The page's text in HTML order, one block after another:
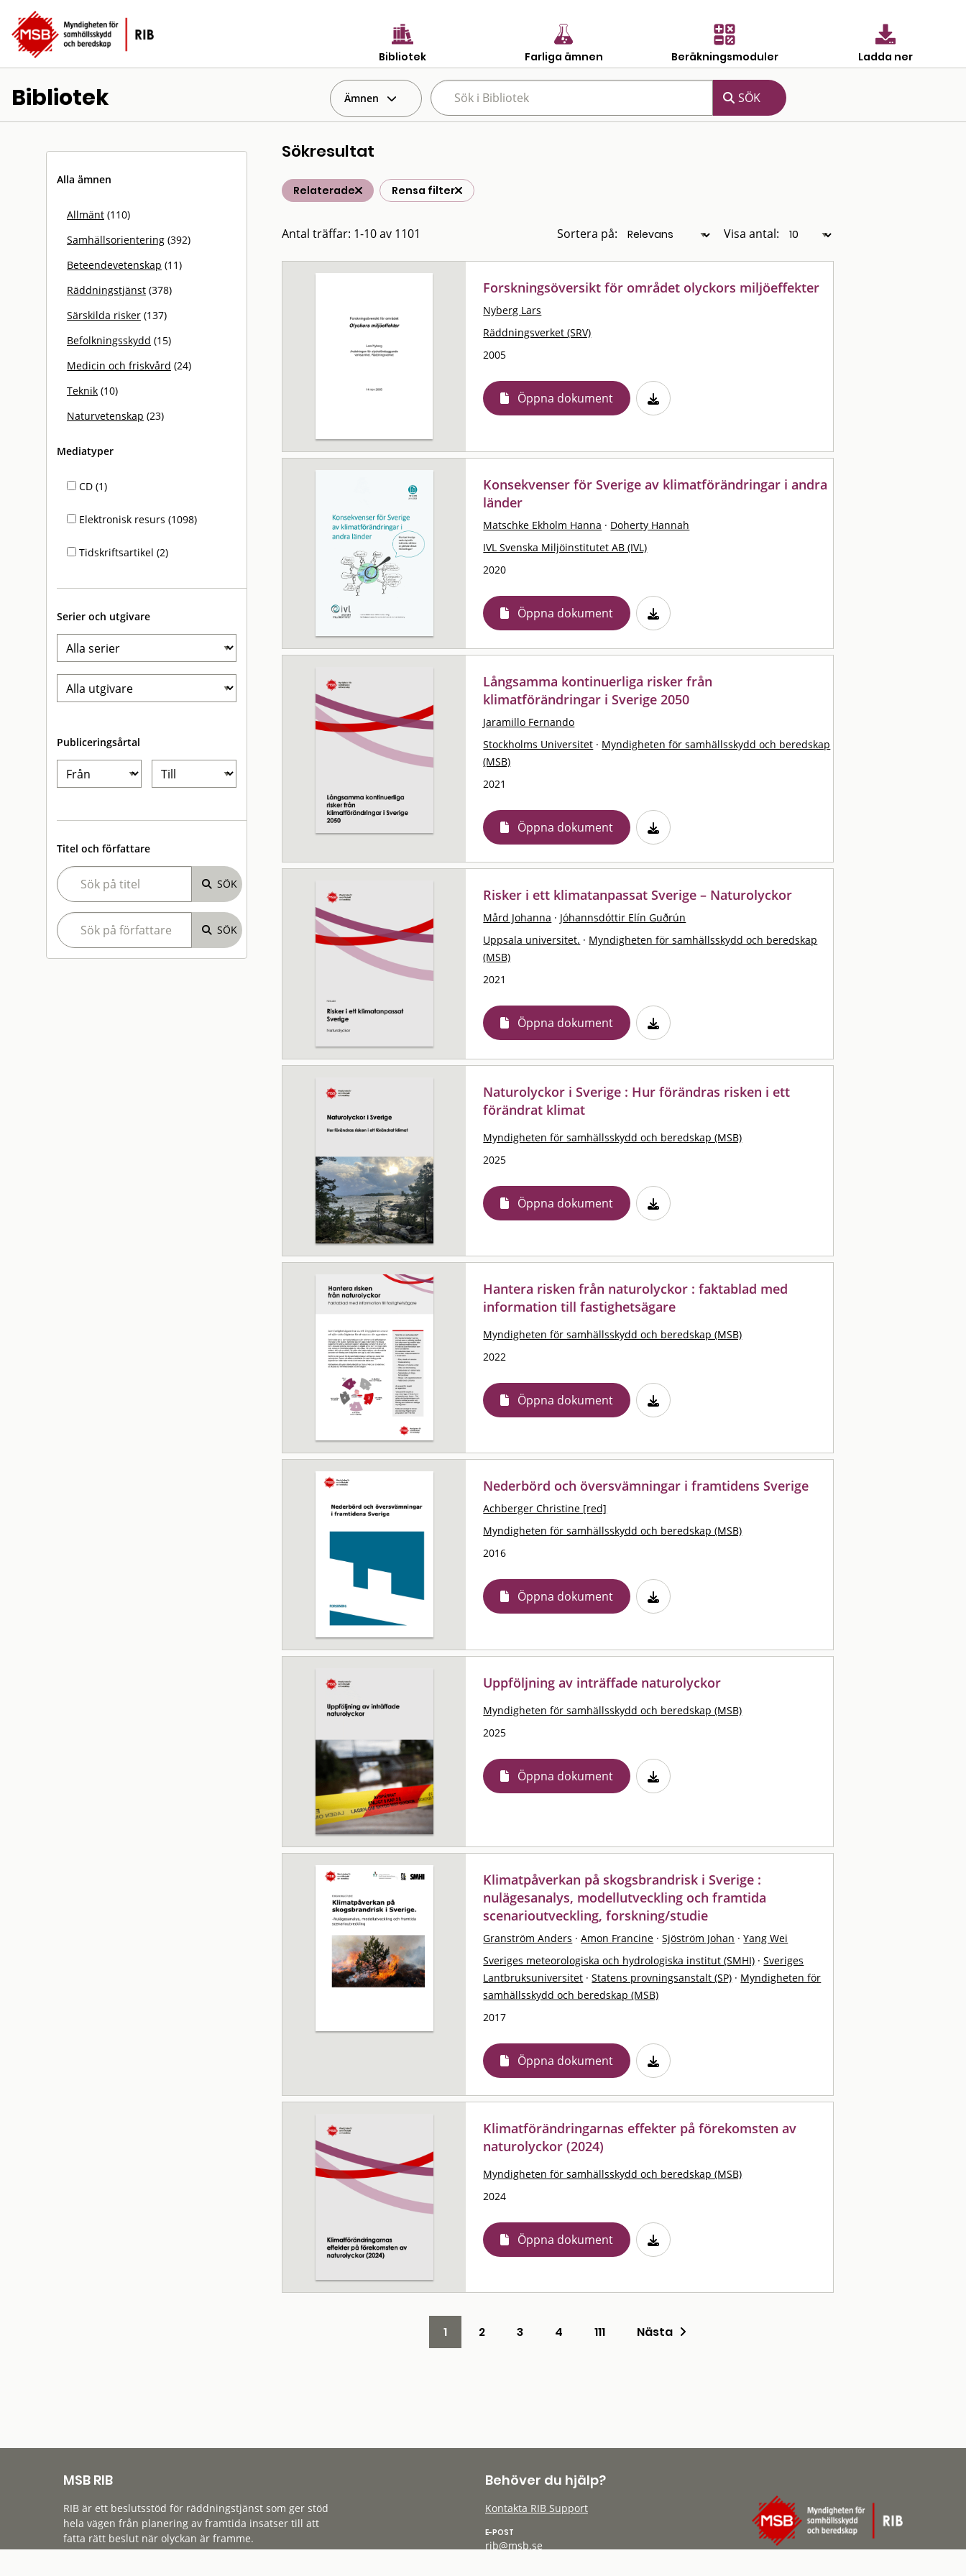
Bibliotek Farliga ämnen Beräkningsmoduler Ladda ner
Bibliotek Ämnen
Alla ämnen
Allmänt (110)
Samhällsorientering (392)
Beteendevetenskap (11)
Räddningstjänst (378)
Särskilda risker (137)
Befolkningsskydd (15)
Medicin och friskvård (24)
Teknik (10)
Naturvetenskap (23)
Mediatyper
CD (1)
Elektronisk resurs (1098)
Tidskriftsartikel (2)
Serier och utgivare
Publiceringsårtal
Titel och författare
Sökresultat
Relaterade Rensa filter
Antal träffar: 1-10 av 1101 Sortera på: Visa antal:
Forskningsöversikt för området olyckors miljöeffekter
Nyberg Lars
Räddningsverket (SRV)
2005
Öppna dokument
Konsekvenser för Sverige av klimatförändringar i andra
länder
Matschke Ekholm Hanna · Doherty Hannah
IVL Svenska Miljöinstitutet AB (IVL)
2020
Öppna dokument
Långsamma kontinuerliga risker från
klimatförändringar i Sverige 2050
Jaramillo Fernando
Stockholms Universitet · Myndigheten för samhällsskydd och beredskap
(MSB)
2021
Öppna dokument
Risker i ett klimatanpassat Sverige – Naturolyckor
Mård Johanna · Jóhannsdóttir Elín Guðrún
Uppsala universitet. · Myndigheten för samhällsskydd och beredskap
(MSB)
2021
Öppna dokument
Naturolyckor i Sverige : Hur förändras risken i ett
förändrat klimat
Myndigheten för samhällsskydd och beredskap (MSB)
2025
Öppna dokument
Hantera risken från naturolyckor : faktablad med
information till fastighetsägare
Myndigheten för samhällsskydd och beredskap (MSB)
2022
Öppna dokument
Nederbörd och översvämningar i framtidens Sverige
Achberger Christine [red]
Myndigheten för samhällsskydd och beredskap (MSB)
2016
Öppna dokument
Uppföljning av inträffade naturolyckor
Myndigheten för samhällsskydd och beredskap (MSB)
2025
Öppna dokument
Klimatpåverkan på skogsbrandrisk i Sverige :
nulägesanalys, modellutveckling och framtida
scenarioutveckling, forskning/studie
Granström Anders · Amon Francine · Sjöström Johan · Yang Wei
Sveriges meteorologiska och hydrologiska institut (SMHI) · Sveriges
Lantbruksuniversitet · Statens provningsanstalt (SP) · Myndigheten för
samhällsskydd och beredskap (MSB)
2017
Öppna dokument
Klimatförändringarnas effekter på förekomsten av
naturolyckor (2024)
Myndigheten för samhällsskydd och beredskap (MSB)
2024
Öppna dokument
1 2 3 4 111 Nästa
MSB RIB
RIB är ett beslutsstöd för räddningstjänst som ger stöd
hela vägen från planering av framtida insatser till att
fatta rätt beslut när olyckan är framme.
Behöver du hjälp?
Kontakta RIB Support
E-POST
rib@msb.se